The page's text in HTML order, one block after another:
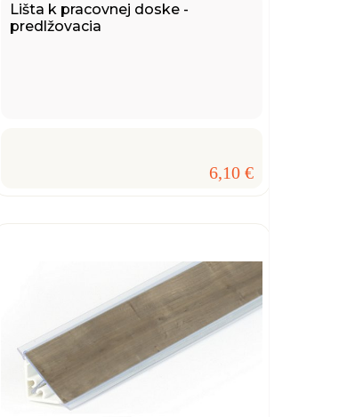
Lišta k pracovnej doske -
predlžovacia
6,10 €